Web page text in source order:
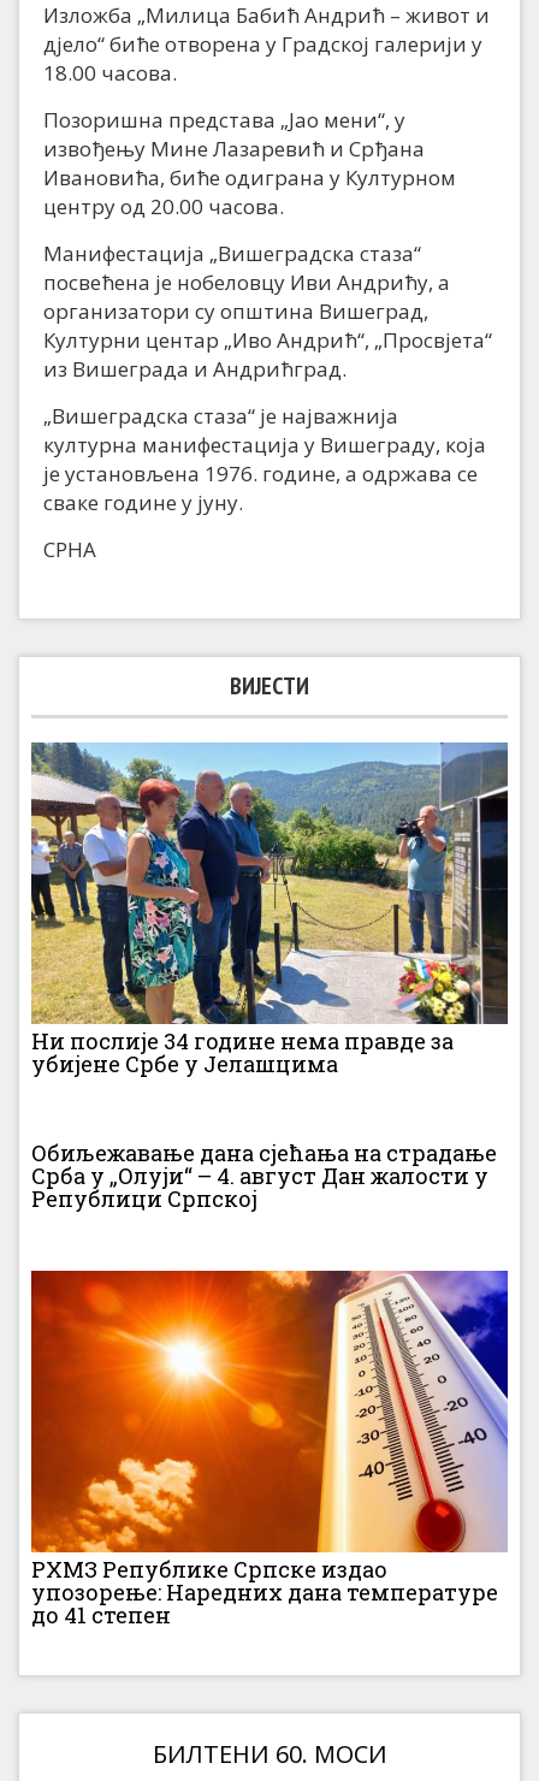
Изложба „Милица Бабић Андрић – живот и
дјело“ биће отворена у Градској галерији у
18.00 часова.
Позоришна представа „Јао мени“, у
извођењу Мине Лазаревић и Срђана
Ивановића, биће одиграна у Културном
центру од 20.00 часова.
Манифестација „Вишеградска стаза“
посвећена је нобеловцу Иви Андрићу, а
организатори су општина Вишеград,
Културни центар „Иво Андрић“, „Просвјета“
из Вишеграда и Андрићград.
„Вишеградска стаза“ је најважнија
културна манифестација у Вишеграду, која
је установљена 1976. године, а одржава се
сваке године у јуну.
СРНА
ВИЈЕСТИ
Ни послије 34 године нема правде за
убијене Србе у Јелашцима
Обиљежавање дана сјећања на страдање
Срба у „Олуји“ – 4. август Дан жалости у
Републици Српској
РХМЗ Републике Српске издао
упозорење: Наредних дана температуре
до 41 степен
БИЛТЕНИ 60. МОСИ